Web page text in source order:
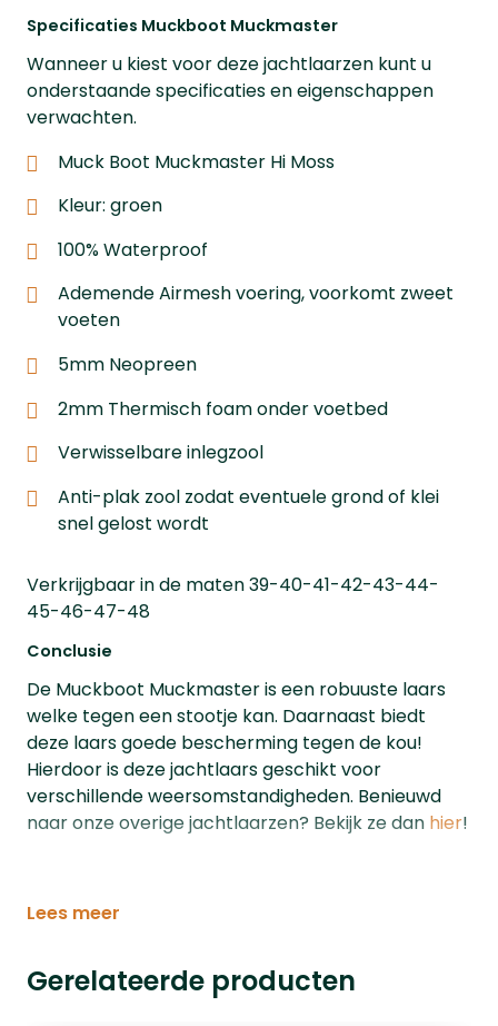
Specificaties Muckboot Muckmaster
Wanneer u kiest voor deze jachtlaarzen kunt u
onderstaande specificaties en eigenschappen
verwachten.
Muck Boot Muckmaster Hi Moss
Kleur: groen
100% Waterproof
Ademende Airmesh voering, voorkomt zweet
voeten
5mm Neopreen
2mm Thermisch foam onder voetbed
Verwisselbare inlegzool
Anti-plak zool zodat eventuele grond of klei
snel gelost wordt
Verkrijgbaar in de maten 39-40-41-42-43-44-
45-46-47-48
Conclusie
De Muckboot Muckmaster is een robuuste laars
welke tegen een stootje kan. Daarnaast biedt
deze laars goede bescherming tegen de kou!
Hierdoor is deze jachtlaars geschikt voor
verschillende weersomstandigheden. Benieuwd
naar onze overige jachtlaarzen? Bekijk ze dan hier!
Lees meer
Gerelateerde producten